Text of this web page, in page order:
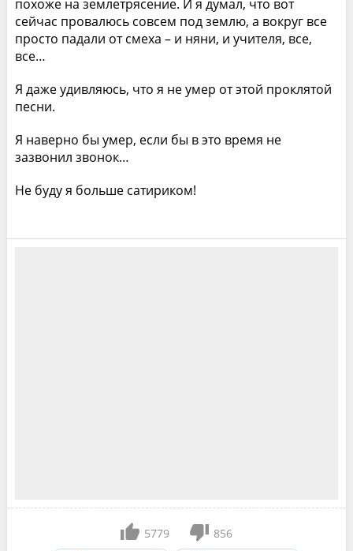
похоже на землетрясение. И я думал, что вот
сейчас провалюсь совсем под землю, а вокруг все
просто падали от смеха – и няни, и учителя, все,
все…
Я даже удивляюсь, что я не умер от этой проклятой
песни.
Я наверно бы умер, если бы в это время не
зазвонил звонок…
Не буду я больше сатириком!
5779
856